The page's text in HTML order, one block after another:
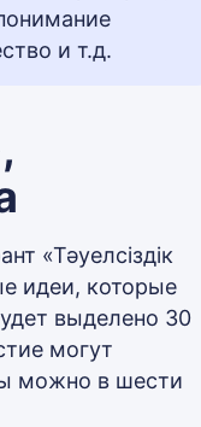
и т.д.
«Тәуелсіздік
идеи, которые
выделено 30
могут
можно в шести